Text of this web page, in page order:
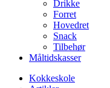
Drikke
Forret
Hovedret
Snack
Tilbehør
Måltidskasser
Kokkeskole